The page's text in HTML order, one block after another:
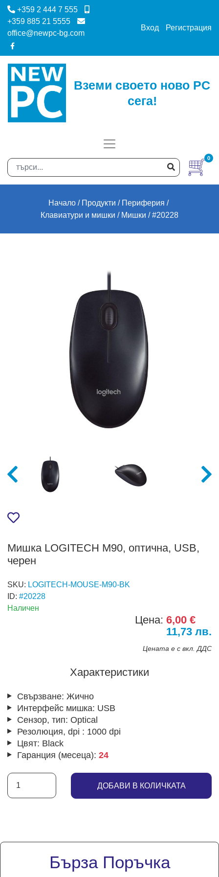
+359 2 444 7 555
+359 885 21 5555
office@newpc-bg.com
Вход Регистрация
Вземи своето ново PC
сега!
0
Начало Продукти
Периферия
Клавиатури и мишки
Мишки #20228
Мишка LOGITECH M90, оптична, USB,
черен
SKU: LOGITECH-MOUSE-M90-BK
ID: #20228
Наличен
Цена: 6,00 €
11,73 лв.
Цената е с вкл. ДДС
Характеристики
Свързване: Жично
Интерфейс мишка: USB
Сензор, тип: Optical
Резолюция, dpi : 1000 dpi
Цвят: Black
Гаранция (месеца): 24
ДОБАВИ В КОЛИЧКАТА
Бърза Поръчка